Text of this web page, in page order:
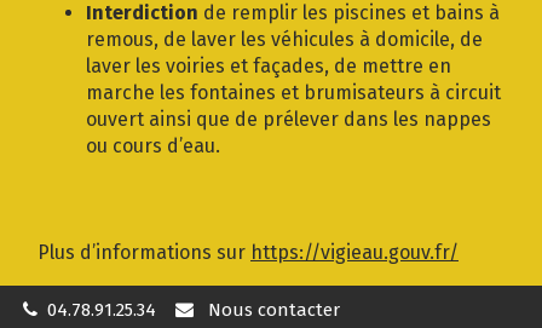
Interdiction de remplir les piscines et bains à
remous, de laver les véhicules à domicile, de
laver les voiries et façades, de mettre en
marche les fontaines et brumisateurs à circuit
ouvert ainsi que de prélever dans les nappes
ou cours d’eau.
Plus d’informations sur https://vigieau.gouv.fr/
04.78.91.25.34 Nous contacter